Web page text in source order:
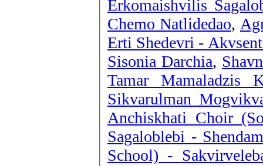
Erkomaishvilis
Chemo Natlidedao,
Erti Shedevri -
Sisonia Darchia,
Tamar Mamaladzis
Sikvarulman
Anchiskhati Choir
Sagaloblebi -
School) -